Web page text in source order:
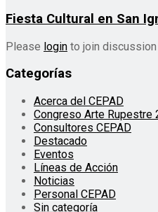
Fiesta Cultural en San
Please login to join discussion
Categorías
Acerca del CEPAD
Congreso Arte Rupestre
Consultores CEPAD
Destacado
Eventos
Líneas de Acción
Noticias
Personal CEPAD
Sin categoría